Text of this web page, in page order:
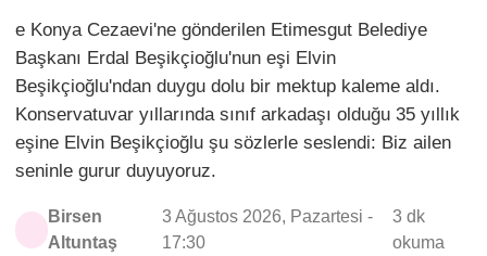
e Konya Cezaevi'ne gönderilen Etimesgut Belediye
Başkanı Erdal Beşikçioğlu'nun eşi Elvin
Beşikçioğlu'ndan duygu dolu bir mektup kaleme aldı.
Konservatuvar yıllarında sınıf arkadaşı olduğu 35 yıllık
eşine Elvin Beşikçioğlu şu sözlerle seslendi: Biz ailen
seninle gurur duyuyoruz.
Birsen
Altuntaş
3 Ağustos 2026, Pazartesi -
17:30
3 dk
okuma